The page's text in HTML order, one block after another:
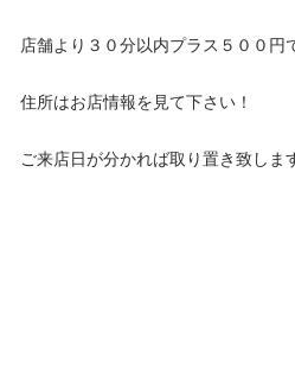
店舗より３０分以内プラス５００円
住所はお店情報を見て下さい！
ご来店日が分かれば取り置き致しま